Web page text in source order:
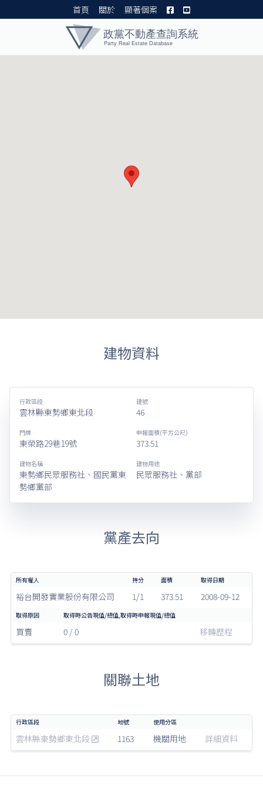
首頁 關於 顯著個案
建物資料
行政區段
雲林縣東勢鄉東北段
建號
46
門牌
東榮路29巷19號
申報面積(平方公尺)
373.51
建物名稱
東勢鄉民眾服務社、國民黨東
勢鄉黨部
建物用途
民眾服務社、黨部
黨產去向
裕台開發實業股份有限公司 1/1 373.51 2008-09-12
買賣 0 / 0 移轉歷程
關聯土地
雲林縣東勢鄉東北段 1163 機關用地 詳細資料